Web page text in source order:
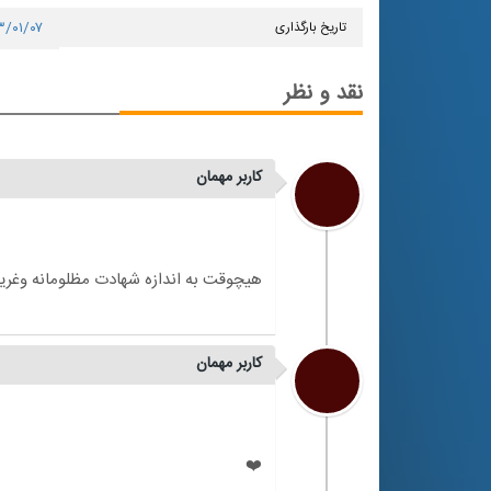
تاریخ بارگذاری ۱۴۰۳/
نقد و نظر
کاربر مهمان
کاربر مهمان